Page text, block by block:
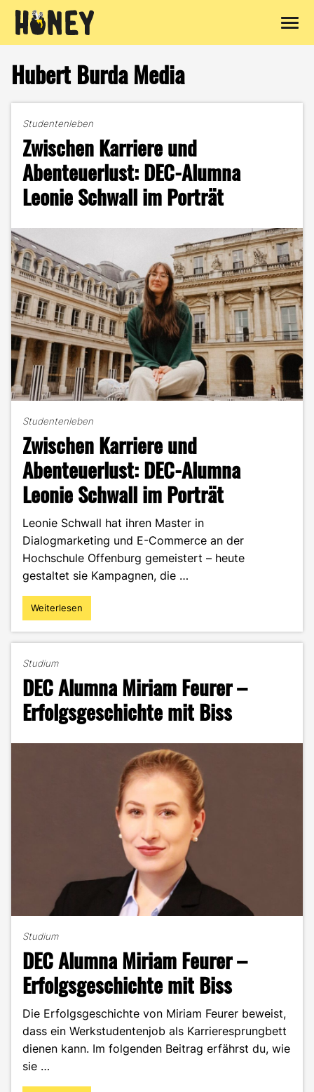
Inhalt
springen
Hubert Burda Media
Studentenleben
Zwischen Karriere und
Abenteuerlust: DEC-Alumna
Leonie Schwall im Porträt
Studentenleben
Zwischen Karriere und
Abenteuerlust: DEC-Alumna
Leonie Schwall im Porträt
Leonie Schwall hat ihren Master in
Dialogmarketing und E-Commerce an der
Hochschule Offenburg gemeistert – heute
gestaltet sie Kampagnen, die …
"Zwischen
Karriere
DEC-
Alumna
Leonie
Schwall
Porträt"
Weiterlesen
Studium
DEC Alumna Miriam Feurer –
Erfolgsgeschichte mit Biss
Studium
DEC Alumna Miriam Feurer –
Erfolgsgeschichte mit Biss
Die Erfolgsgeschichte von Miriam Feurer beweist,
dass ein Werkstudentenjob als Karrieresprungbett
dienen kann. Im folgenden Beitrag erfährst du, wie
sie …